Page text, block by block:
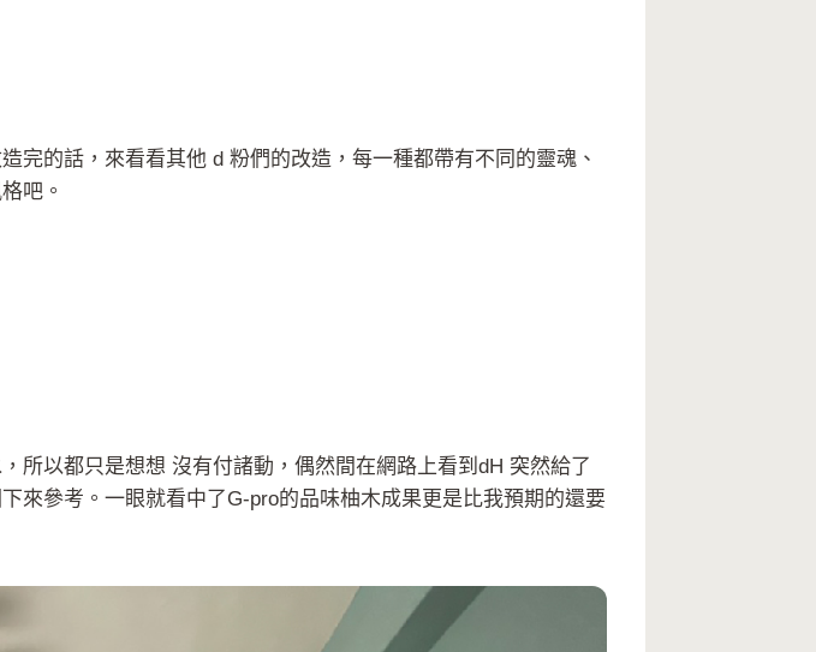
完的話，來看看其他 d 粉們的改造，每一種都帶有不同的靈魂、
吧。
所以都只是想想 沒有付諸動，偶然間在網路上看到dH 突然給了
來參考。一眼就看中了G-pro的品味柚木成果更是比我預期的還要